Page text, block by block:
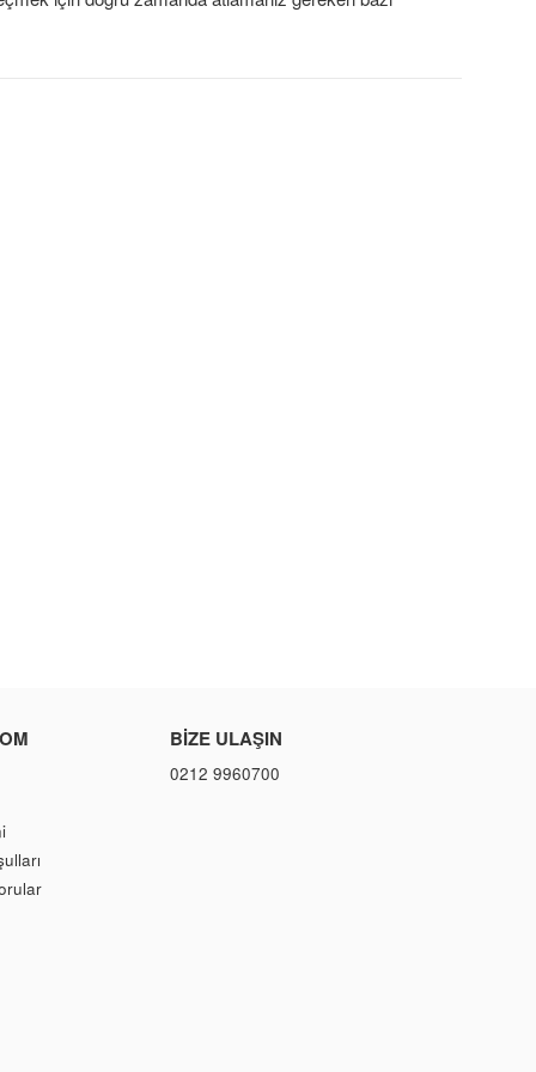
BIZE ULAŞIN
0212 9960700